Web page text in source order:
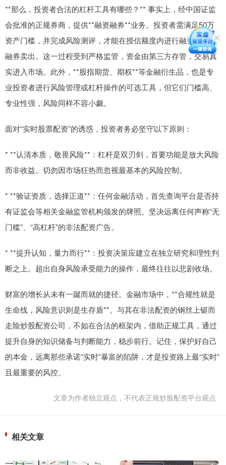
**那么，投资者合法的杠杆工具有哪些？** 事实上，经中国证监
会批准的正规券商，提供**融资融券**业务。投资者需满足50万
资产门槛，并完成风险测评，才能在授信额度内进行融资买入或
融券卖出。这一过程受到严格监管，资金由第三方存管，交易真
实进入市场。此外，**股指期货、期权**等金融衍生品，也是专
业投资者进行风险管理或杠杆操作的可选工具，但它们门槛高、
专业性强，风险同样不容小觑。
面对“实时股票配资”的诱惑，投资者务必坚守以下原则：
* **认清本质，敬畏风险**：杠杆是双刃剑，首要功能是放大风险
而非收益。切勿因市场狂热而忽视最基本的风险控制。
* **验证资质，选择正道**：任何金融活动，首先查询平台是否持
有证监会等相关金融监管机构颁发的牌照。坚决远离任何声称“无
门槛”、“高杠杆”的非法配资广告。
* **提升认知，量力而行**：投资决策应建立在独立研究和理性判
断之上。超出自身风险承受能力的操作，最终往往以悲剧收场。
财富的增长从未有一蹴而就的捷径。金融市场中，**合规性就是
生命线，风险意识则是生存盾**。与其在非法配资的钢丝上铤而
走险炒股配资公司，不如在合法的框架内，借助正规工具，通过
提升自身的知识储备与判断能力，稳步前行。记住，保护好自己
的本金，远离那些承诺“实时”暴富的陷阱，才是投资路上最“实时”
且最重要的风控。
文章为作者独立观点，不代表正规炒股配资平台观点
相关文章